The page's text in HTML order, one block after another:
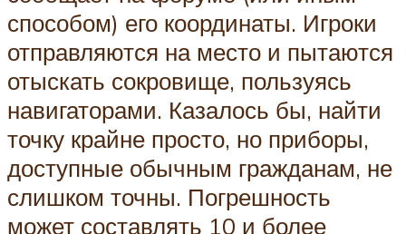
способом) его координаты. Игроки
отправляются на место и пытаются
отыскать сокровище, пользуясь
навигаторами. Казалось бы, найти
точку крайне просто, но приборы,
доступные обычным гражданам, не
слишком точны. Погрешность
может составлять 10 и более